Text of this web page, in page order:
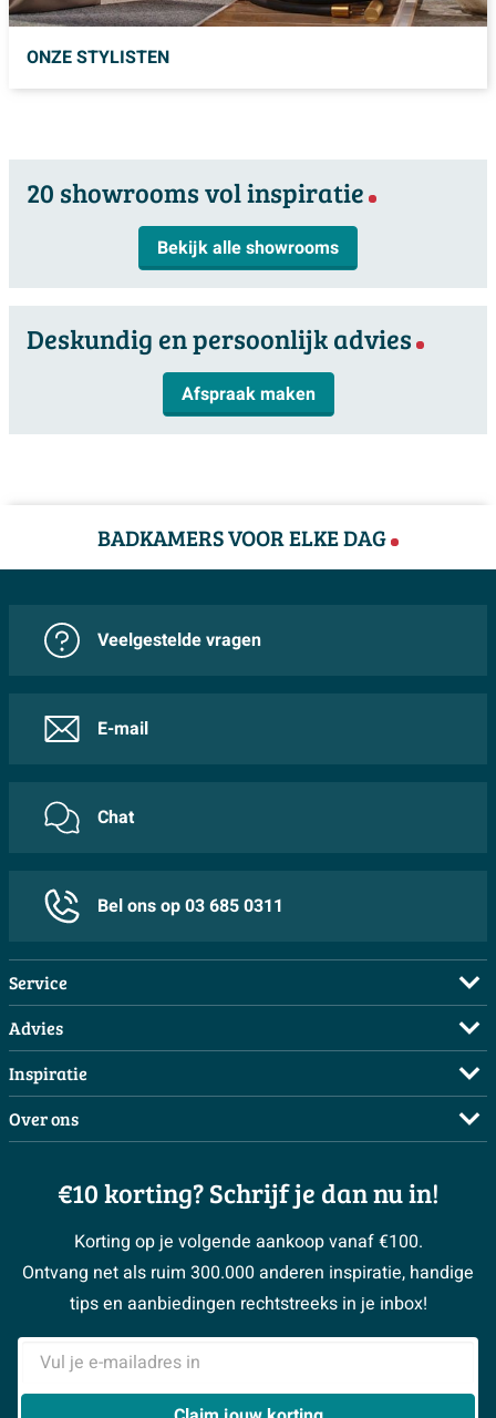
ONZE STYLISTEN
20 showrooms vol inspiratie
Bekijk alle showrooms
Deskundig en persoonlijk advies
Afspraak maken
BADKAMERS VOOR ELKE DAG
Veelgestelde vragen
E-mail
Chat
Bel ons op 03 685 0311
Service
Veelgestelde vragen
Bestellen
Betalen
Bezorgen / afhalen
Garantie / klachten
Reviewbeleid
> Naar de klantenservice
Advies
Maak een afspraak
Doe de offerte check
3D tekening maken
Klustips
Klusadvies
> Alle adviesmogelijkheden
Inspiratie
Complete badkamers
Complete toiletruimtes
Moodboards
Magazine
#MySawiday
> Naar inspiratie
Over ons
Over Sawiday
Vacatures
Sawiday PRO
BeCommerce
Samenwerken
> Alles over showrooms
€10 korting? Schrijf je dan nu in!
Korting op je volgende aankoop vanaf €100.
Ontvang net als ruim 300.000 anderen inspiratie, handige
tips en aanbiedingen rechtstreeks in je inbox!
E-mailadres